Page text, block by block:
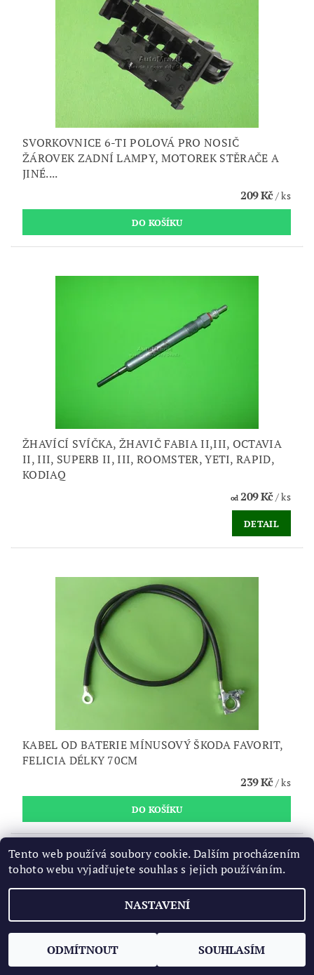
SVORKOVNICE 6-TI POLOVÁ PRO NOSIČ
ŽÁROVEK ZADNÍ LAMPY, MOTOREK STĚRAČE A
JINÉ....
209 Kč/ ks
ŽHAVÍCÍ SVÍČKA, ŽHAVIČ FABIA II,III, OCTAVIA
II, III, SUPERB II, III, ROOMSTER, YETI, RAPID,
KODIAQ
od209 Kč/ ks
DETAIL
KABEL OD BATERIE MÍNUSOVÝ ŠKODA FAVORIT,
FELICIA DÉLKY 70CM
239 Kč/ ks
Tento web používá soubory cookie. Dalším procházením
tohoto webu vyjadřujete souhlas s jejich používáním.
NASTAVENÍ
ODMÍTNOUT SOUHLASÍM